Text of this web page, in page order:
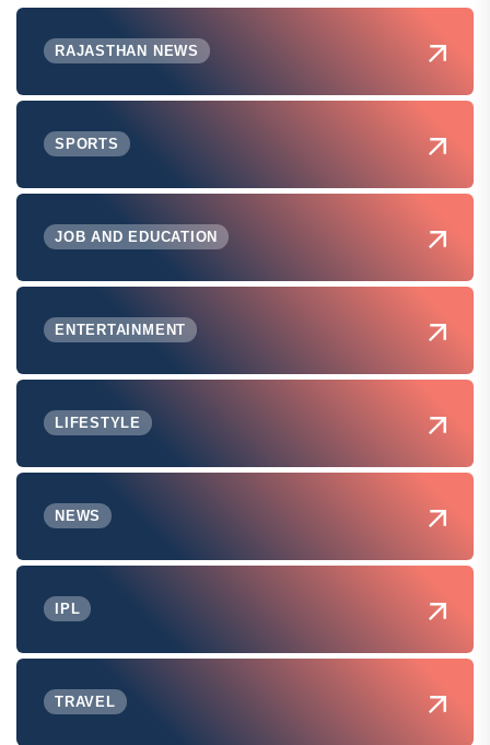
RAJASTHAN NEWS
SPORTS
JOB AND EDUCATION
ENTERTAINMENT
LIFESTYLE
NEWS
IPL
TRAVEL